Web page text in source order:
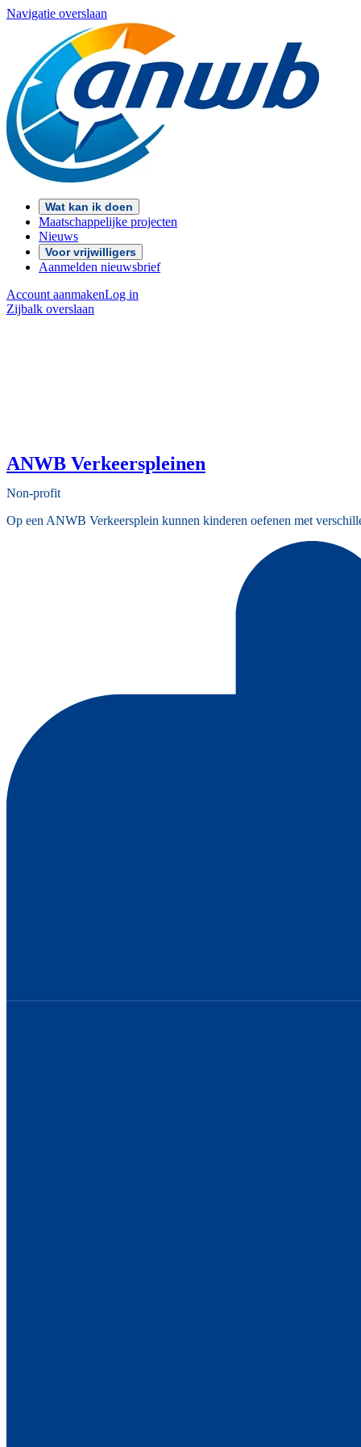
Navigatie overslaan
Wat kan ik doen
Maatschappelijke projecten
Nieuws
Voor vrijwilligers
Aanmelden nieuwsbrief
Account aanmakenLog in
Zijbalk overslaan
ANWB Verkeerspleinen
Non-profit
Op een ANWB Verkeersplein kunnen kinderen oefenen met